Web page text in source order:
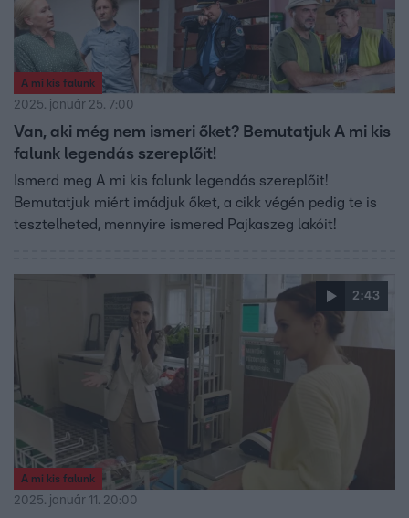
A mi kis falunk
2025. január 25. 7:00
Van, aki még nem ismeri őket? Bemutatjuk A mi kis
falunk legendás szereplőit!
Ismerd meg A mi kis falunk legendás szereplőit!
Bemutatjuk miért imádjuk őket, a cikk végén pedig te is
tesztelheted, mennyire ismered Pajkaszeg lakóit!
2:43
A mi kis falunk
2025. január 11. 20:00